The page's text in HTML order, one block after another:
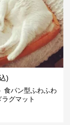
)
食パン型ふわふわ
グマット